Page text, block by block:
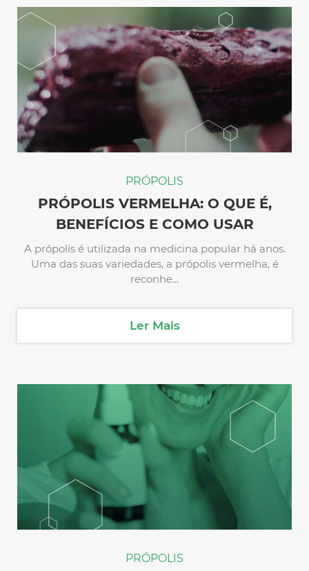
PRÓPOLIS
PRÓPOLIS VERMELHA: O QUE É,
BENEFÍCIOS E COMO USAR
A própolis é utilizada na medicina popular há anos.
Uma das suas variedades, a própolis vermelha, é
reconhe...
Ler Mais
PRÓPOLIS